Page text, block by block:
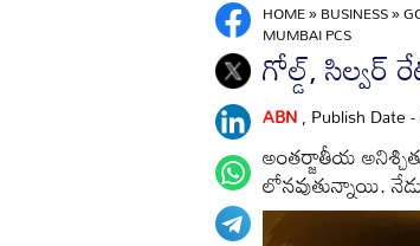
HOME»BUSINESS»
MUMBAI PCS
గోల్డ్, సిల్వర్
ABN, Publish Date
అంతర్జాతీయ
లోనవుతున్నాయి.